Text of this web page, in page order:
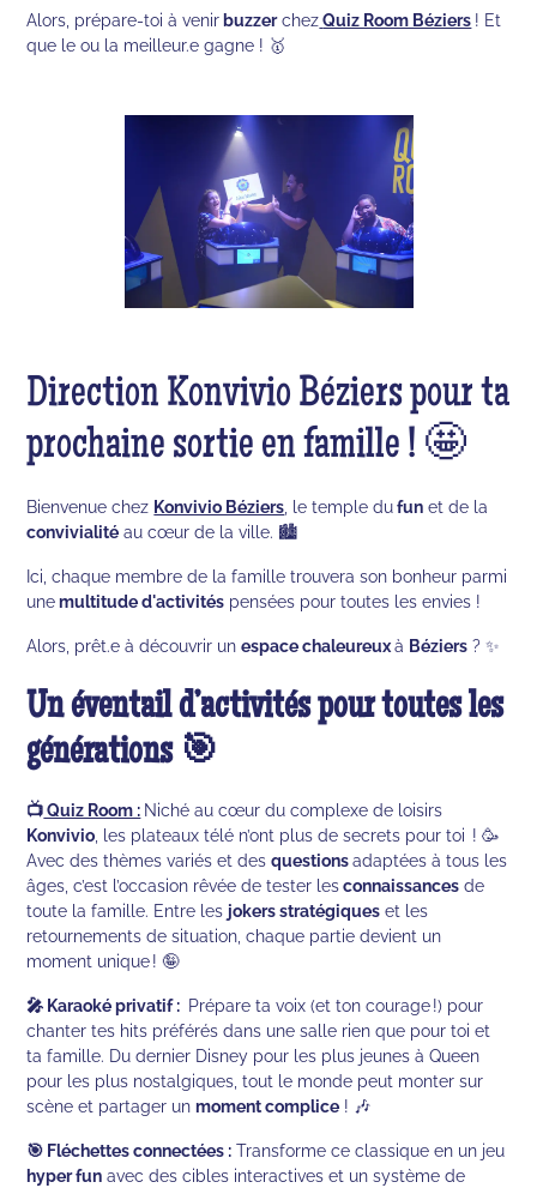
Alors, prépare-toi à venirbuzzerchezQuiz Room Béziers ! Et
que le ou la meilleur.e gagne ! 🥇
Direction Konvivio Béziers pour ta
prochaine sortie en famille ! 🤩
Bienvenue chez Konvivio Béziers , le temple dufun et de la
convivialité au cœur de la ville. 🏙️
Ici, chaque membre de la famille trouvera son bonheur parmi
unemultitude d'activités pensées pour toutes les envies !
Alors, prêt.e à découvrir unespace chaleureuxà Béziers ? ✨
Un éventail d’activités pour toutes les
générations 🎯
📺Quiz Room : Niché au cœur du complexe de loisirs
Konvivio , les plateaux télé n’ont plus de secrets pour toi ! 🥳
Avec des thèmes variés et desquestionsadaptées à tous les
âges, c’est l’occasion rêvée de tester lesconnaissances de
toute la famille. Entre les jokers stratégiques et les
retournements de situation, chaque partie devient un
moment unique ! 🤪
🎤 Karaoké privatif : Prépare ta voix (et ton courage !) pour
chanter tes hits préférés dans une salle rien que pour toi et
ta famille. Du dernier Disney pour les plus jeunes à Queen
pour les plus nostalgiques, tout le monde peut monter sur
scène et partager unmoment complice ! 🎶
🎯 Fléchettes connectées : Transforme ce classique en un jeu
hyper fun avec des cibles interactives et un système de